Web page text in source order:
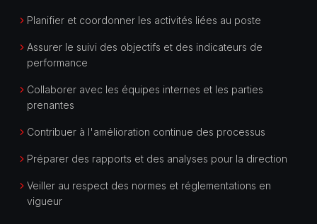
Planifier et coordonner les activités liées au poste
Assurer le suivi des objectifs et des indicateurs de
performance
Collaborer avec les équipes internes et les parties
prenantes
Contribuer à l'amélioration continue des processus
Préparer des rapports et des analyses pour la direction
Veiller au respect des normes et réglementations en
vigueur